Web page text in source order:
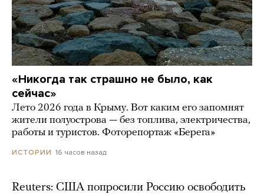
«Никогда так страшно не было, как
сейчас»
Лето 2026 года в Крыму. Вот каким его запомнят
жители полуострова — без топлива, электричества,
работы и туристов. Фоторепортаж «Берега»
ИСТОРИИ 16 часов назад
Reuters: США попросили Россию освободить